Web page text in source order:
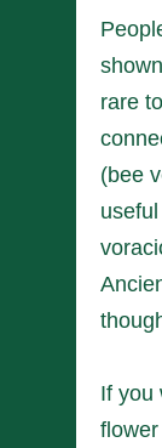
rare
(bee
If you